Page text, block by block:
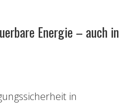
Energie – auch in
in